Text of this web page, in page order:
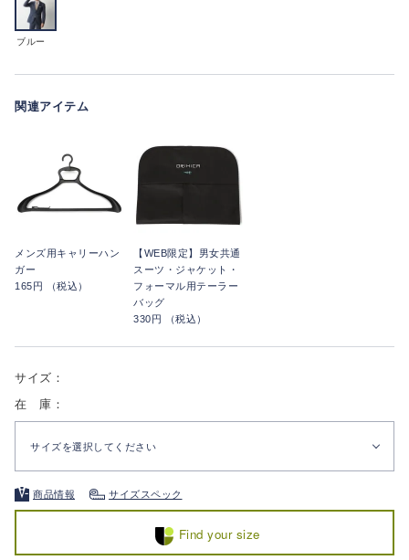
ブルー
関連アイテム
メンズ用キャリーハン
ガー
165円 （税込）
【WEB限定】男女共通
スーツ・ジャケット・
フォーマル用テーラー
バッグ
330円 （税込）
サイズ：
在 庫：
サイズを選択してください
商品情報 サイズスペック
Find your size